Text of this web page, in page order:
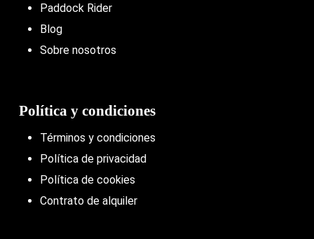
Paddock Rider
Blog
Sobre nosotros
Política y condiciones
Términos y condiciones
Política de privacidad
Política de cookies
Contrato de alquiler